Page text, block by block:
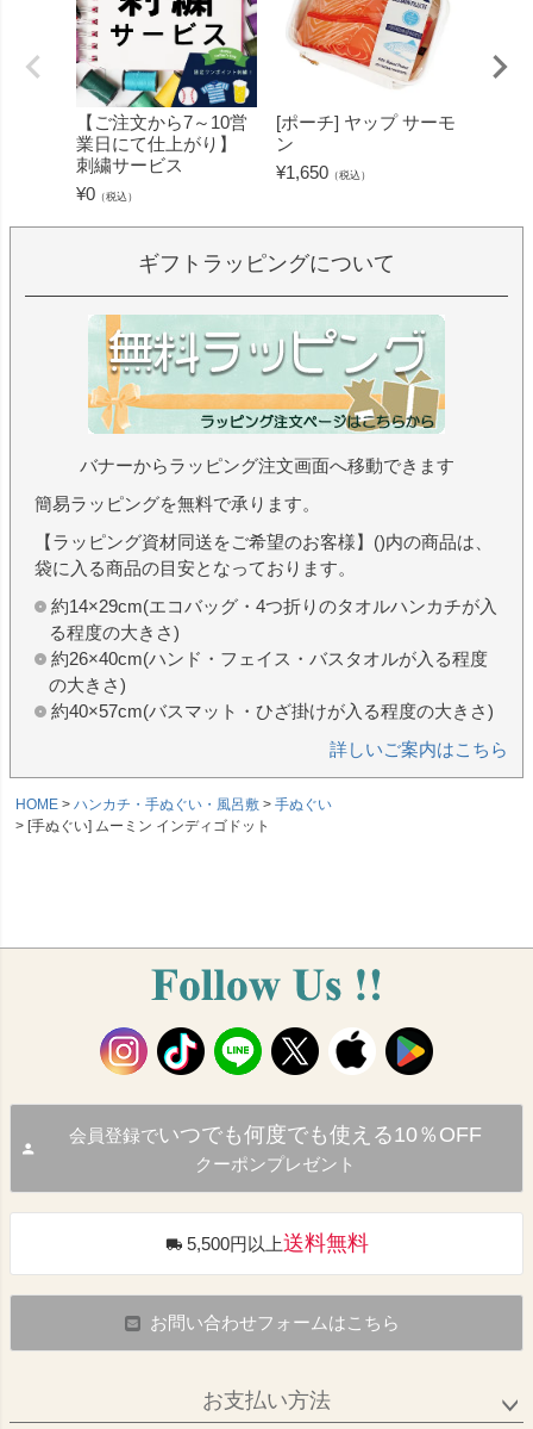
【ご注文から7～10営
業日にて仕上がり】
刺繍サービス
¥0 （税込）
[ポーチ] ヤップ サーモ
ン
¥1,650 （税込）
ギフトラッピングについて
バナーからラッピング注文画面へ移動できます
簡易ラッピングを無料で承ります。
【ラッピング資材同送をご希望のお客様】()内の商品は、
袋に入る商品の目安となっております。
約14×29cm(エコバッグ・4つ折りのタオルハンカチが入
る程度の大きさ)
約26×40cm(ハンド・フェイス・バスタオルが入る程度
の大きさ)
約40×57cm(バスマット・ひざ掛けが入る程度の大きさ)
詳しいご案内はこちら
HOME ハンカチ・手ぬぐい・風呂敷
手ぬぐい
[手ぬぐい] ムーミン インディゴドット
会員登録でいつでも何度でも使える10％OFF
クーポンプレゼント
5,500円以上送料無料
お問い合わせフォームはこちら
お支払い方法